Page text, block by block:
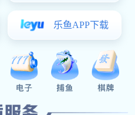
演优化物理试验方案、替代
过程、降低物理试验风险。
领域